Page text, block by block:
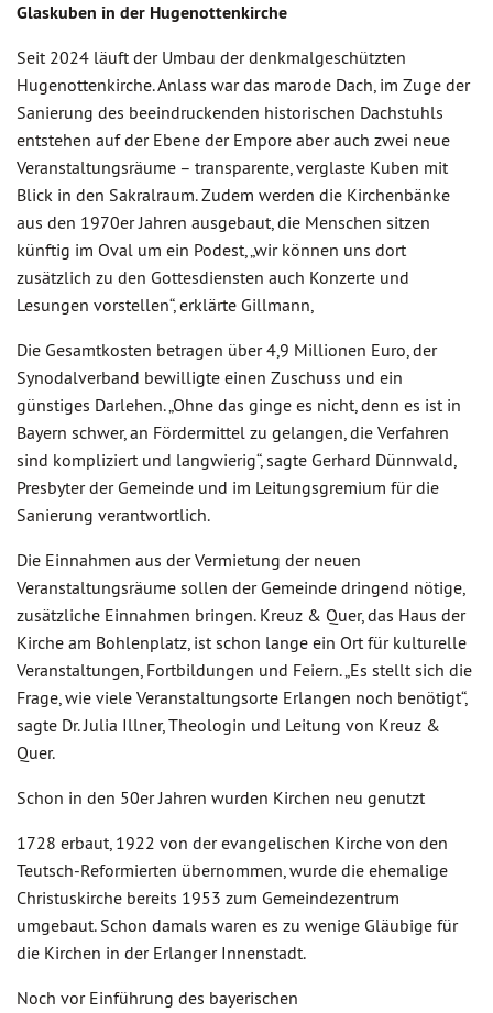
Glaskuben in der Hugenottenkirche
Seit 2024 läuft der Umbau der denkmalgeschützten
Hugenottenkirche. Anlass war das marode Dach, im Zuge der
Sanierung des beeindruckenden historischen Dachstuhls
entstehen auf der Ebene der Empore aber auch zwei neue
Veranstaltungsräume – transparente, verglaste Kuben mit
Blick in den Sakralraum. Zudem werden die Kirchenbänke
aus den 1970er Jahren ausgebaut, die Menschen sitzen
künftig im Oval um ein Podest, „wir können uns dort
zusätzlich zu den Gottesdiensten auch Konzerte und
Lesungen vorstellen“, erklärte Gillmann,
Die Gesamtkosten betragen über 4,9 Millionen Euro, der
Synodalverband bewilligte einen Zuschuss und ein
günstiges Darlehen. „Ohne das ginge es nicht, denn es ist in
Bayern schwer, an Fördermittel zu gelangen, die Verfahren
sind kompliziert und langwierig“, sagte Gerhard Dünnwald,
Presbyter der Gemeinde und im Leitungsgremium für die
Sanierung verantwortlich.
Die Einnahmen aus der Vermietung der neuen
Veranstaltungsräume sollen der Gemeinde dringend nötige,
zusätzliche Einnahmen bringen. Kreuz & Quer, das Haus der
Kirche am Bohlenplatz, ist schon lange ein Ort für kulturelle
Veranstaltungen, Fortbildungen und Feiern. „Es stellt sich die
Frage, wie viele Veranstaltungsorte Erlangen noch benötigt“,
sagte Dr. Julia Illner, Theologin und Leitung von Kreuz &
Quer.
Schon in den 50er Jahren wurden Kirchen neu genutzt
1728 erbaut, 1922 von der evangelischen Kirche von den
Teutsch-Reformierten übernommen, wurde die ehemalige
Christuskirche bereits 1953 zum Gemeindezentrum
umgebaut. Schon damals waren es zu wenige Gläubige für
die Kirchen in der Erlanger Innenstadt.
Noch vor Einführung des bayerischen